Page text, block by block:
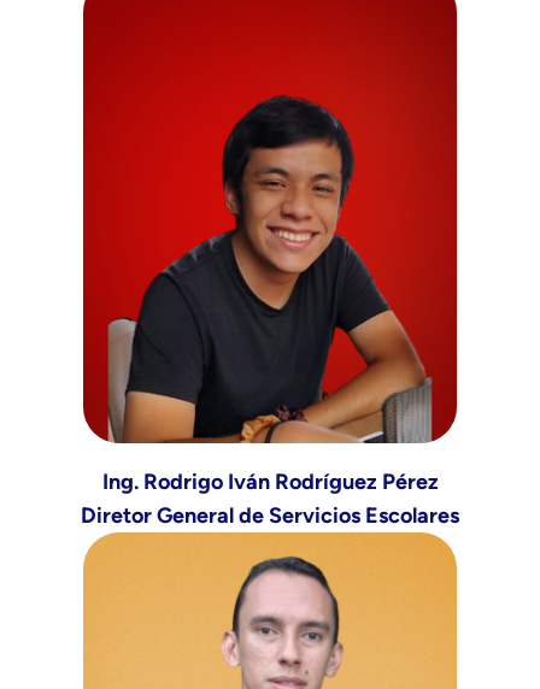
Ing. Rodrigo Iván Rodríguez Pérez
Diretor General de Servicios Escolares